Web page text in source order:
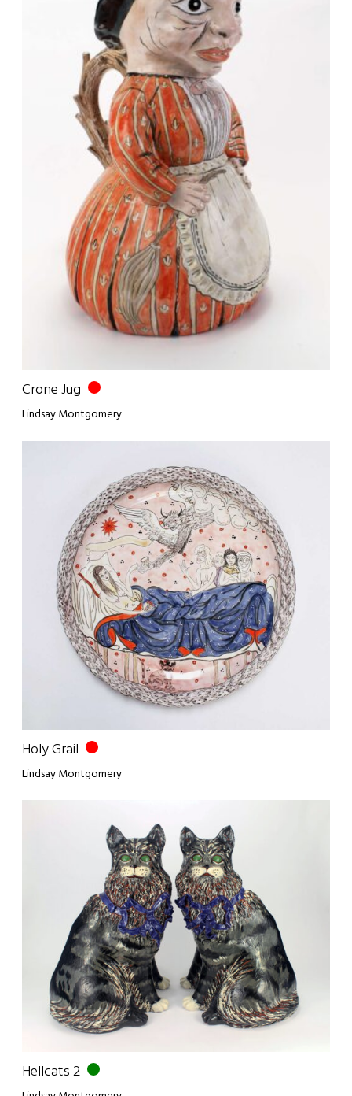
Crone Jug
Lindsay Montgomery
Holy Grail
Lindsay Montgomery
Hellcats 2